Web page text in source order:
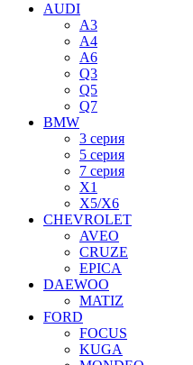
AUDI
A3
A4
A6
Q3
Q5
Q7
BMW
3 серия
5 серия
7 серия
X1
X5/X6
CHEVROLET
AVEO
CRUZE
EPICA
DAEWOO
MATIZ
FORD
FOCUS
KUGA